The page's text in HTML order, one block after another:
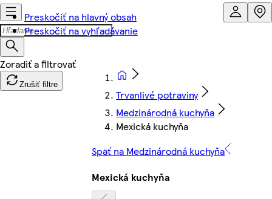
Preskočiť na hlavný obsah
Preskočiť na vyhľadávanie
Zrušiť filtre
Trvanlivé potraviny
Medzinárodná kuchyňa
Mexická kuchyňa
Späť na Medzinárodná kuchyňa
Mexická kuchyňa